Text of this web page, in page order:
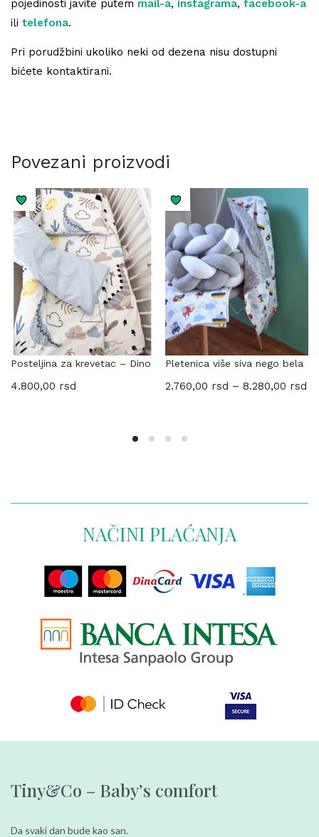
pojedinosti javite putem mail-a, instagrama, facebook-a
ili telefona.
Pri porudžbini ukoliko neki od dezena nisu dostupni
bićete kontaktirani.
Povezani proizvodi
Posteljina za krevetac – Dino
4.800,00 rsd
Pletenica više siva nego bela
2.760,00 rsd – 8.280,00 rsd
NAČINI PLAĆANJA
Tiny&Co – Baby’s comfort
Da svaki dan bude kao san.